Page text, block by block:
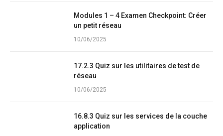
Modules 1 – 4 Examen Checkpoint: Créer
un petit réseau
10/06/2025
17.2.3 Quiz sur les utilitaires de test de
réseau
10/06/2025
16.8.3 Quiz sur les services de la couche
application